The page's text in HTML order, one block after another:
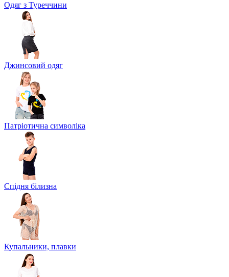
Одяг з Туреччини
Джинсовий одяг
Патріотична символіка
Спідня білизна
Купальники, плавки